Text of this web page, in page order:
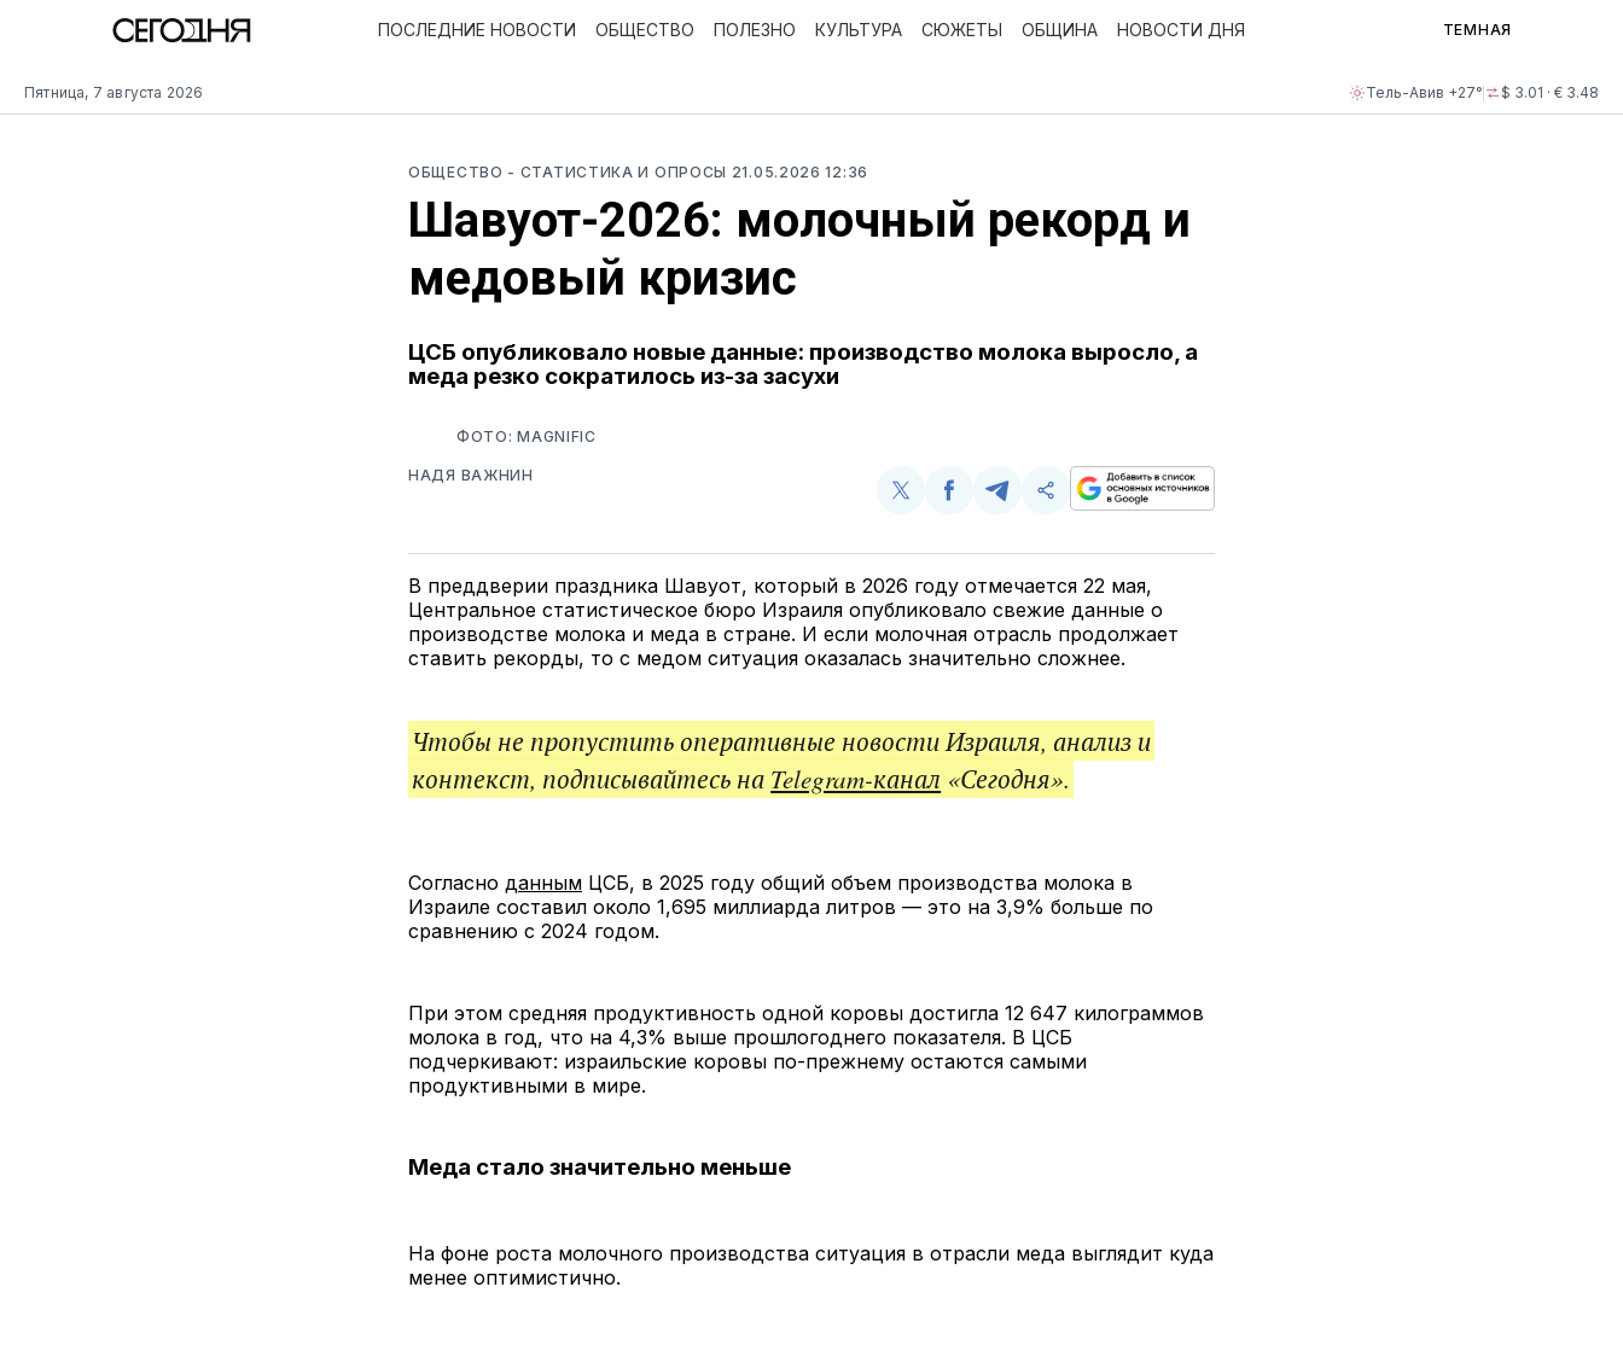
Пятница, 7 августа 2026 Тель-Авив +27° $ 3.01 · € 3.48
ПОСЛЕДНИЕ НОВОСТИ ОБЩЕСТВО ПОЛЕЗНО КУЛЬТУРА СЮЖЕТЫ ОБЩИНА НОВОСТИ ДНЯ ТЕМНАЯ
ОБЩЕСТВО - СТАТИСТИКА И ОПРОСЫ 21.05.2026 12:36
Шавуот-2026: молочный рекорд и
медовый кризис
ЦСБ опубликовало новые данные: производство молока выросло, а
меда резко сократилось из-за засухи
ФОТО: MAGNIFIC
НАДЯ ВАЖНИН
Поделиться
Twitter
Поделиться
Facebook
Поделиться
Telegram
Скопируйте
поделитесь
ссылкой
В преддверии праздника Шавуот, который в 2026 году отмечается 22 мая,
Центральное статистическое бюро Израиля опубликовало свежие данные о
производстве молока и меда в стране. И если молочная отрасль продолжает
ставить рекорды, то с медом ситуация оказалась значительно сложнее.
Чтобы не пропустить оперативные новости Израиля, анализ и
контекст, подписывайтесь на Telegram-канал «Сегодня».
Согласно данным ЦСБ, в 2025 году общий объем производства молока в
Израиле составил около 1,695 миллиарда литров — это на 3,9% больше по
сравнению с 2024 годом.
При этом средняя продуктивность одной коровы достигла 12 647 килограммов
молока в год, что на 4,3% выше прошлогоднего показателя. В ЦСБ
подчеркивают: израильские коровы по-прежнему остаются самыми
продуктивными в мире.
Меда стало значительно меньше
На фоне роста молочного производства ситуация в отрасли меда выглядит куда
менее оптимистично.